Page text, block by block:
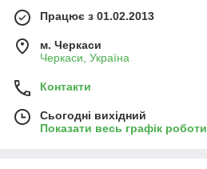
Працює з 01.02.2013
м. Черкаси
Черкаси, Україна
Контакти
Сьогодні вихідний
Показати весь графік роботи